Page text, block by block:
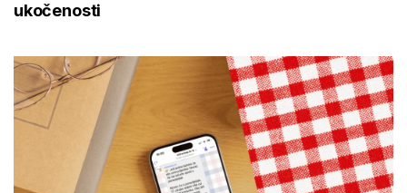
ukočenosti